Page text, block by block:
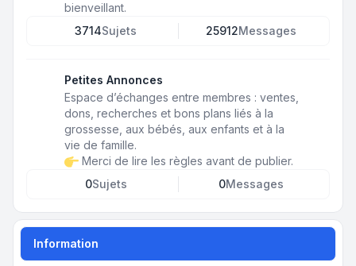
bienveillant.
3714Sujets 25912Messages
Petites Annonces
Espace d’échanges entre membres : ventes,
dons, recherches et bons plans liés à la
grossesse, aux bébés, aux enfants et à la
vie de famille.
Merci de lire les règles avant de publier.
0Sujets 0Messages
Information